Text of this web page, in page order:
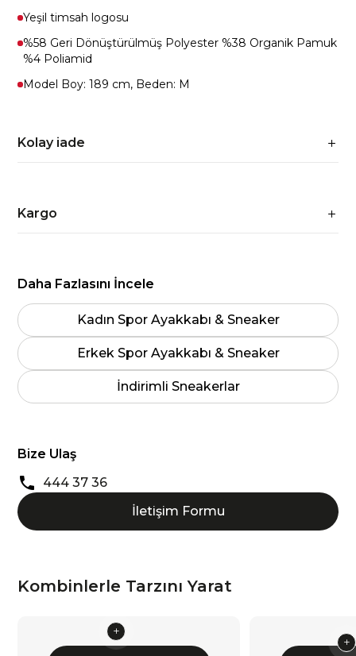
Yeşil timsah logosu
%58 Geri Dönüştürülmüş Polyester %38 Organik Pamuk
%4 Poliamid
Model Boy: 189 cm, Beden: M
Kolay iade
Kargo
Daha Fazlasını İncele
Kadın Spor Ayakkabı & Sneaker
Erkek Spor Ayakkabı & Sneaker
İndirimli Sneakerlar
Bize Ulaş
444 37 36
İletişim Formu
Kombinlerle Tarzını Yarat